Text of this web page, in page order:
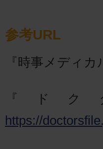
参考URL
『時事メディカ
『ド
https://